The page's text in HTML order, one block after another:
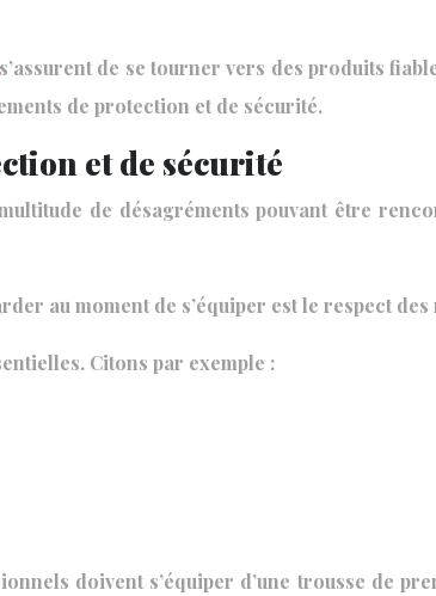
s’assurent de se tourner vers des produits
de protection et de sécurité.
et de sécurité
de désagréments pouvant être
au moment de s’équiper est le respect
Citons par exemple :
doivent s’équiper d’une trousse de